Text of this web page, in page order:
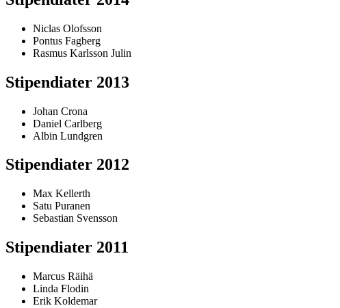
Niclas Olofsson
Pontus Fagberg
Rasmus Karlsson Julin
Stipendiater 2013
Johan Crona
Daniel Carlberg
Albin Lundgren
Stipendiater 2012
Max Kellerth
Satu Puranen
Sebastian Svensson
Stipendiater 2011
Marcus Räihä
Linda Flodin
Erik Koldemar